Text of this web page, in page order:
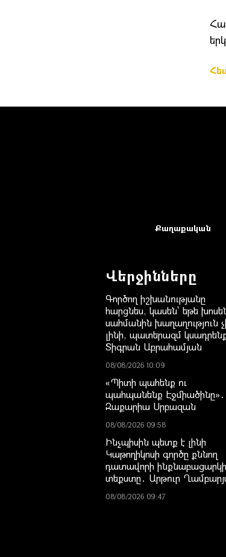
Քաղաքական
Վերջինները
Գործող իշխանությանը
հարցնես, կասեն՝ եթե
սահմանին խաղաղություն
լինի, պատերազմ
Տիգրան Աբրահամյան
08/08/2026 10:09
«Պիտի պահենք ու
պահպանենք Էջմիածինը»․
Զաքարիա Սրբազան
08/08/2026 09:58
Ինչպիսին պետք է լինի
Կաթողիկոսի գործը քննող
դատավորի ինքնաբացարկի
տեքստը․ Արթուր
08/08/2026 09:47